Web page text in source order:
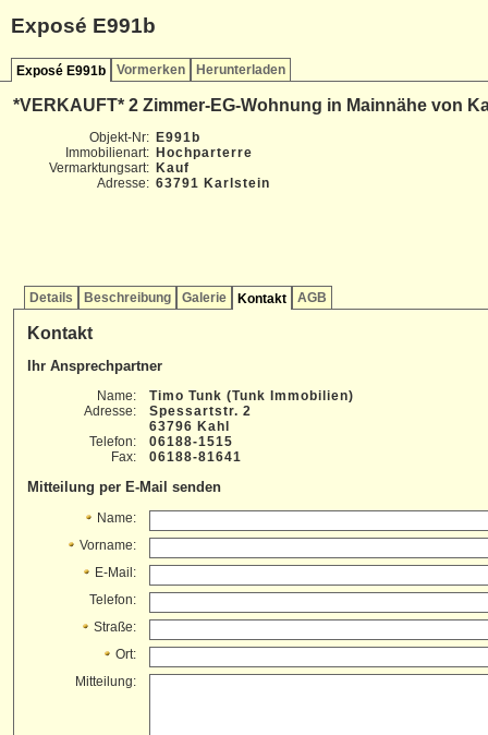
Exposé E991b
Exposé E991b Vormerken Herunterladen
*VERKAUFT* 2 Zimmer-EG-Wohnung in Mainnähe von
Objekt-Nr: E991b
Immobilienart: Hochparterre
Vermarktungsart: Kauf
Adresse: 63791 Karlstein
Details Beschreibung Galerie Kontakt AGB
Kontakt
Ihr Ansprechpartner
Name:
Timo Tunk (Tunk Immobilien)
Adresse:
Spessartstr. 2
63796 Kahl
Telefon:
06188-1515
Fax:
06188-81641
Mitteilung per E-Mail senden
Name:
Vorname:
E-Mail:
Telefon:
Straße:
Ort:
Mitteilung: